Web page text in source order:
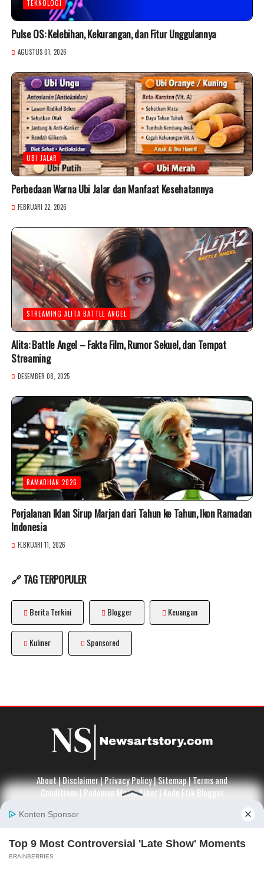
TEKNOLOGI
Pulse OS: Kelebihan, Kekurangan, dan Fitur Unggulannya
AGUSTUS 01, 2026
UBI JALAR
Perbedaan Warna Ubi Jalar dan Manfaat Kesehatannya
FEBRUARI 22, 2026
STREAMING ALITA BATTLE ANGEL
Alita: Battle Angel – Fakta Film, Rumor Sekuel, dan Tempat
Streaming
DESEMBER 08, 2025
RAMADHAN 2026
Perjalanan Iklan Sirup Marjan dari Tahun ke Tahun, Ikon Ramadan
Indonesia
FEBRUARI 11, 2026
🔗 TAG TERPOPULER
Berita Terkini Blogger Keuangan
Kuliner Sponsored
About|Disclaimer|Privacy Policy|Sitemap|Terms and
Conditions|Pedoman Media Siber|Kode Etik Blogger